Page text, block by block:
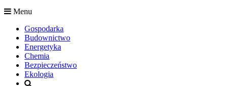
Menu
Gospodarka
Budownictwo
Energetyka
Chemia
Bezpieczeństwo
Ekologia